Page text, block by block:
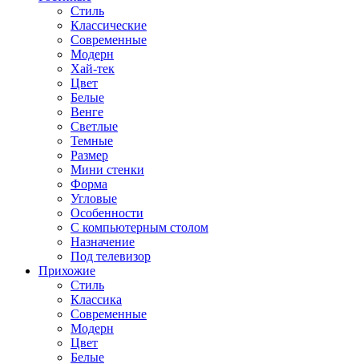
Стиль
Классические
Современные
Модерн
Хай-тек
Цвет
Белые
Венге
Светлые
Темные
Размер
Мини стенки
Форма
Угловые
Особенности
С компьютерным столом
Назначение
Под телевизор
Прихожие
Стиль
Классика
Современные
Модерн
Цвет
Белые